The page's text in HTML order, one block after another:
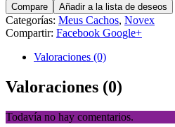
Compare Añadir a la lista de deseos
Categorías: Meus Cachos, Novex
Compartir: Facebook Google+
Valoraciones (0)
Valoraciones (0)
Todavía no hay comentarios.